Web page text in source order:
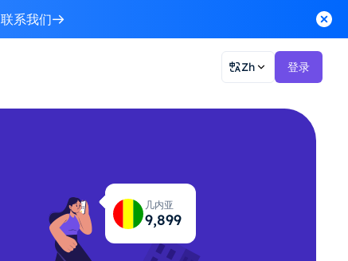
联系我们
Zh 登录
几内亚
9,965